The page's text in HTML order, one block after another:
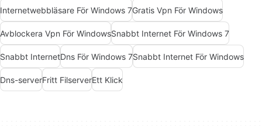
Internetwebbläsare För Windows 7Gratis Vpn För Windows
Avblockera Vpn För WindowsSnabbt Internet För Windows 7
Snabbt InternetDns För Windows 7Snabbt Internet För Windows
Dns-serverFritt FilserverEtt Klick